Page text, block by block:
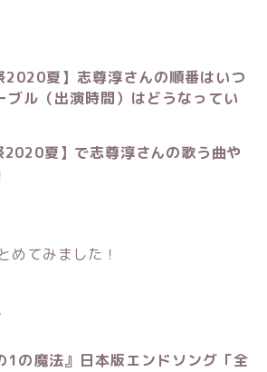
2020夏】志尊淳さんの順番はいつ
ブル（出演時間）はどうなってい
2020夏】で志尊淳さんの歌う曲や
めてみました！
1の魔法』日本版エンドソング「全